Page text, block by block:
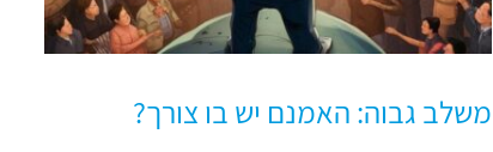
משלב גבוה: האמנם יש בו צורך?